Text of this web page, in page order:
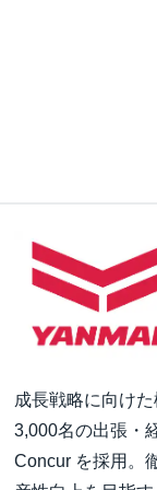
成長戦略に向け
3,000名の出張・
Concur を採用。